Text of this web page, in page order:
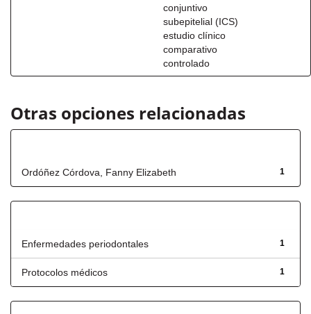
conjuntivo
subepitelial (ICS)
estudio clínico
comparativo
controlado
Otras opciones relacionadas
1
Ordóñez Córdova, Fanny Elizabeth
1
Enfermedades periodontales
1
Protocolos médicos